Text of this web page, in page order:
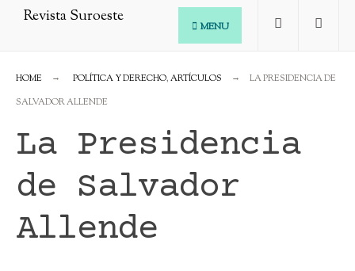
MENU
HOME POLÍTICA Y DERECHO,ARTÍCULOS
LA PRESIDENCIA DE
SALVADOR ALLENDE
La Presidencia
de Salvador
Allende